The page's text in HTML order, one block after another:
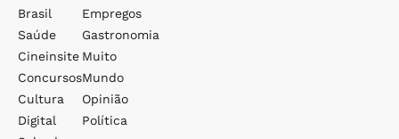
Brasil
Saúde
Cineinsite
Concursos
Cultura
Digital
Empregos
Gastronomia
Muito
Mundo
Opinião
Política